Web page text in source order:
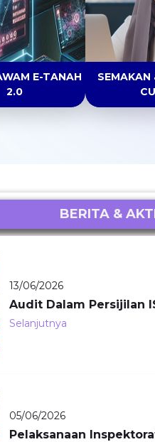
E-TANAH
2.0
SEMAKAN
BERITA &
13/06/2026
Audit Dalam Persijilan
Selanjutnya
05/06/2026
Pelaksanaan